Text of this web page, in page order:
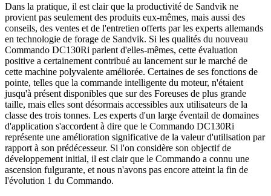
Dans la pratique, il est clair que la productivité de Sandvik ne
provient pas seulement des produits eux-mêmes, mais aussi des
conseils, des ventes et de l'entretien offerts par les experts allemands
en technologie de forage de Sandvik. Si les qualités du nouveau
Commando DC130Ri parlent d'elles-mêmes, cette évaluation
positive a certainement contribué au lancement sur le marché de
cette machine polyvalente améliorée. Certaines de ses fonctions de
pointe, telles que la commande intelligente du moteur, n'étaient
jusqu'à présent disponibles que sur des Foreuses de plus grande
taille, mais elles sont désormais accessibles aux utilisateurs de la
classe des trois tonnes. Les experts d'un large éventail de domaines
d'application s'accordent à dire que le Commando DC130Ri
représente une amélioration significative de la valeur d'utilisation par
rapport à son prédécesseur. Si l'on considère son objectif de
développement initial, il est clair que le Commando a connu une
ascension fulgurante, et nous n'avons pas encore atteint la fin de
l'évolution 1 du Commando.